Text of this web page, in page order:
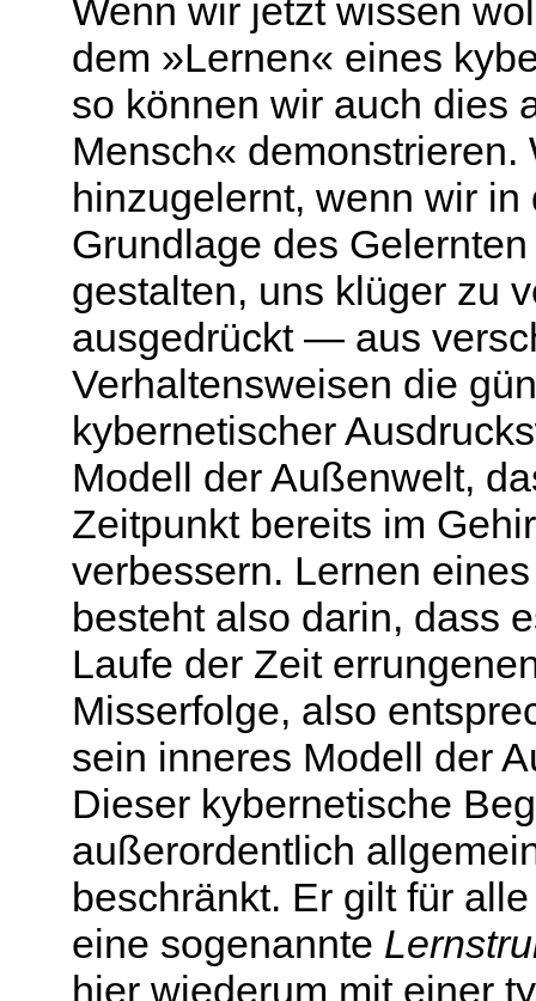
Wenn wir jetzt wissen
dem »Lernen« eines
so können wir auch dies
Mensch«
hinzugelernt, wenn wir
Grundlage des
gestalten, uns klüger zu
ausgedrückt — aus
Verhaltensweisen die
kybernetischer
Modell der Außenwelt,
Zeitpunkt bereits im
verbessern. Lernen
besteht also darin, dass
Laufe der Zeit
Misserfolge, also
sein inneres Modell der
Dieser kybernetische
außerordentlich
beschränkt. Er gilt für
eine sogenannte
hier wiederum mit einer